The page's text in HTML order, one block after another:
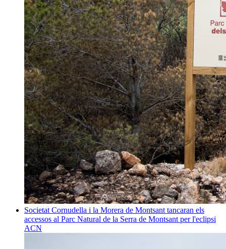
Societat Cornudella i la Morera de Montsant tancaran els
accessos al Parc Natural de la Serra de Montsant per l'eclipsi
ACN